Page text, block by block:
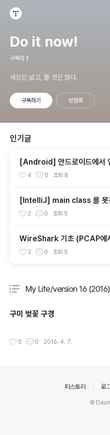
Do it now!
구독자 1
세상은 넓고, 볼 것은 많다.
구독하기 방명록
인기글
[Android] 안드로이드에서
링크가 안 열릴 때
4 0 조회 8
[IntelliJ] main class 를 못
2 0 조회 5
WireShark 기초 (PCAP에
2 0 조회 5
My Life/version 16 (2016)
구미 벚꽃 구경
0 0 2016. 4. 7.
티스토리 로
©